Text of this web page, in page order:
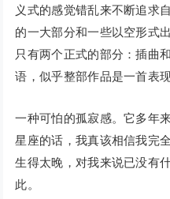
义式的感觉错乱来不断追求
的一大部分和一些以空形式
只有两个正式的部分：插曲
语，似乎整部作品是一首表
一种可怕的孤寂感。它多年
星座的话，我真该相信我完
生得太晚，对我来说已没有
此。